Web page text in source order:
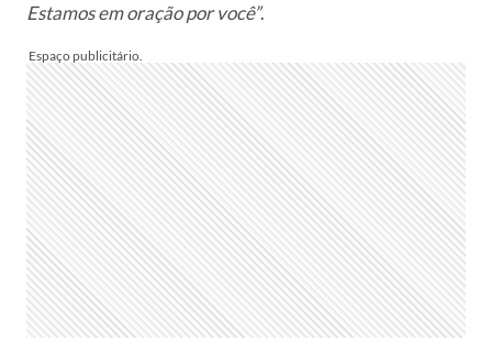
Estamos em oração por você”.